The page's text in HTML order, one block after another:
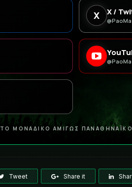
X X /
ΤΟ ΜΟΝΑΔΙΚΟ ΑΜΙΓΩΣ
Tweet Share it